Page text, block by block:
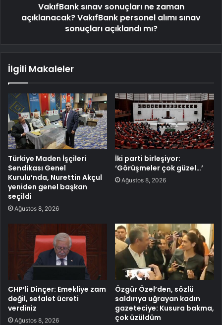
VakıfBank sınav sonuçları ne zaman
açıklanacak? VakıfBank personel alımı sınav
sonuçları açıklandı mı?
İlgili Makaleler
Türkiye Maden İşçileri
Sendikası Genel
Kurulu’nda, Nurettin Akçul
yeniden genel başkan
seçildi
Ağustos 8, 2026
İki parti birleşiyor:
‘Görüşmeler çok güzel…’
Ağustos 8, 2026
CHP’li Dinçer: Emekliye zam
değil, sefalet ücreti
verdiniz
Ağustos 8, 2026
Özgür Özel’den, sözlü
saldırıya uğrayan kadın
gazeteciye: Kusura bakma,
çok üzüldüm